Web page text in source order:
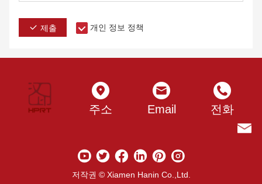
제출 개인 정보 정책
주소 Email 전화
저작권 © Xiamen Hanin Co.,Ltd.